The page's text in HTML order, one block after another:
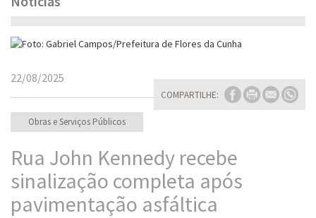
COMPARTILHE:
22/08/2025
Obras e Serviços Públicos
Rua John Kennedy recebe
sinalização completa após
pavimentação asfáltica